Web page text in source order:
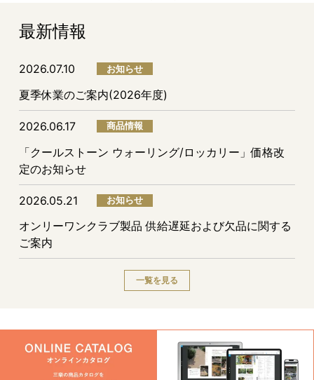
最新情報
2026.07.10 お知らせ
夏季休業のご案内(2026年度)
2026.06.17 商品情報
「クールストーン ウォーリング/ロッカリー」価格改
定のお知らせ
2026.05.21 お知らせ
オンリーワンクラブ製品 供給遅延および欠品に関する
ご案内
一覧を見る